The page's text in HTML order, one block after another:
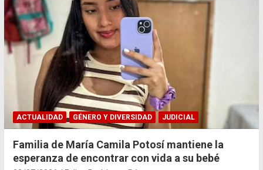
ACTUALIDAD GÉNERO Y DIVERSIDAD JUDICIAL
Familia de María Camila Potosí mantiene la
esperanza de encontrar con vida a su bebé